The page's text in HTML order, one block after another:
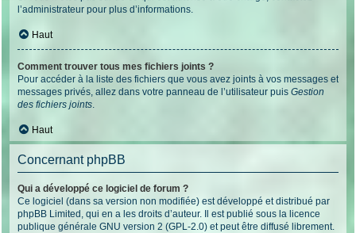
l’administrateur pour plus d’informations.
Haut
Comment trouver tous mes fichiers joints ?
Pour accéder à la liste des fichiers que vous avez joints à vos messages et
messages privés, allez dans votre panneau de l’utilisateur puis Gestion
des fichiers joints.
Haut
Concernant phpBB
Qui a développé ce logiciel de forum ?
Ce logiciel (dans sa version non modifiée) est développé et distribué par
phpBB Limited , qui en a les droits d’auteur. Il est publié sous la licence
publique générale GNU version 2 (GPL-2.0) et peut être diffusé librement.